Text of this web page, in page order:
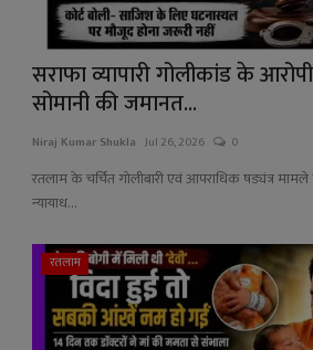
सराफा व्यापारी गोलीकांड के
सोमानी की जमानत...
Niraj Kumar Shukla Jul 26, 2026 0
रतलाम के चर्चित गोलीबारी एवं आपराधिक षड्यंत्र मामले
न्यायाध...
रतलाम